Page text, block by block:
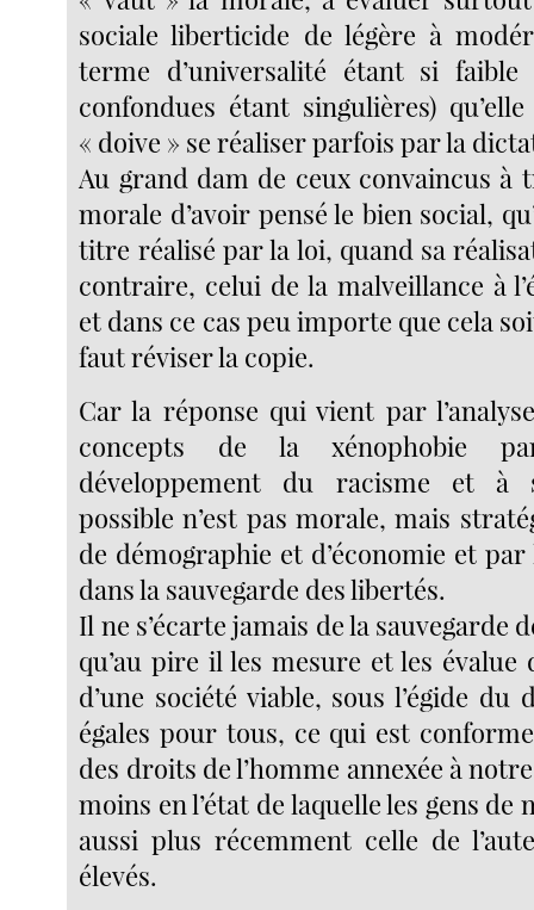
sociale liberticide de légère à
terme d’universalité étant si faible
confondues étant singulières)
« doive » se réaliser parfois par la
Au grand dam de ceux convaincus à
morale d’avoir pensé le bien social,
titre réalisé par la loi, quand sa
contraire, celui de la malveillance à
et dans ce cas peu importe que cela
faut réviser la copie.
Car la réponse qui vient par
concepts de la xénophobie
développement du racisme et à
possible n’est pas morale, mais
de démographie et d’économie et
dans la sauvegarde des libertés.
Il ne s’écarte jamais de la sauvegarde
qu’au pire il les mesure et les évalue
d’une société viable, sous l’égide
égales pour tous, ce qui est
des droits de l’homme annexée à
moins en l’état de laquelle les gens de
aussi plus récemment celle de
élevés.